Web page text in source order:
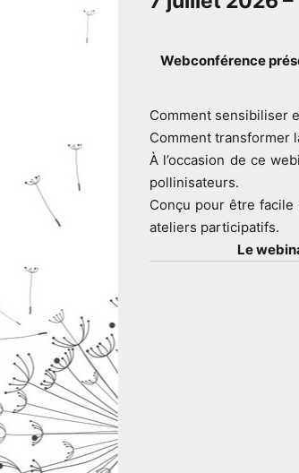
Webconférence
Comment sensibiliser
Comment transformer
À l’occasion de ce
pollinisateurs.
Conçu pour être
ateliers participatifs.
Le